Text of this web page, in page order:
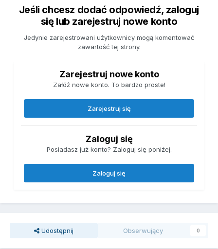
Jeśli chcesz dodać odpowiedź, zaloguj
się lub zarejestruj nowe konto
Jedynie zarejestrowani użytkownicy mogą komentować
zawartość tej strony.
Zarejestruj nowe konto
Załóż nowe konto. To bardzo proste!
Zarejestruj się
Zaloguj się
Posiadasz już konto? Zaloguj się poniżej.
Zaloguj się
Udostępnij Obserwujący 0